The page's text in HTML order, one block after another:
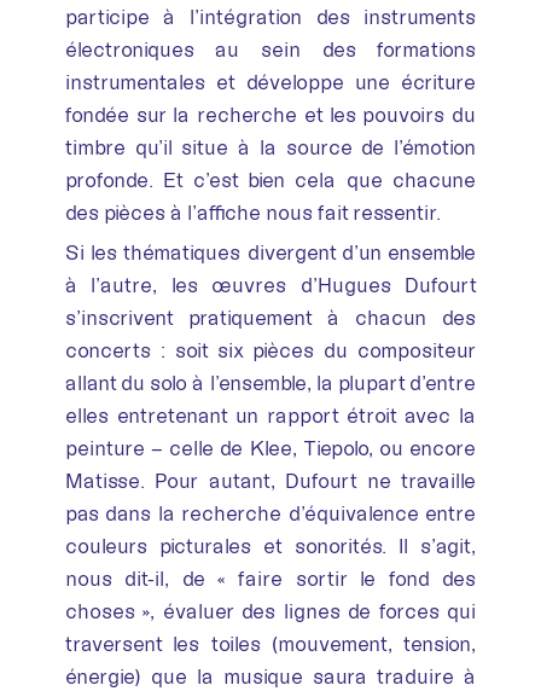
participe à l’intégration des instruments
électroniques au sein des formations
instrumentales et développe une écriture
fondée sur la recherche et les pouvoirs du
timbre qu’il situe à la source de l’émotion
profonde. Et c’est bien cela que chacune
des pièces à l’affiche nous fait ressentir.
Si les thématiques divergent d’un ensemble
à l’autre, les œuvres d’Hugues Dufourt
s’inscrivent pratiquement à chacun des
concerts : soit six pièces du compositeur
allant du solo à l’ensemble, la plupart d’entre
elles entretenant un rapport étroit avec la
peinture – celle de Klee, Tiepolo, ou encore
Matisse. Pour autant, Dufourt ne travaille
pas dans la recherche d’équivalence entre
couleurs picturales et sonorités. Il s’agit,
nous dit-il, de « faire sortir le fond des
choses », évaluer des lignes de forces qui
traversent les toiles (mouvement, tension,
énergie) que la musique saura traduire à